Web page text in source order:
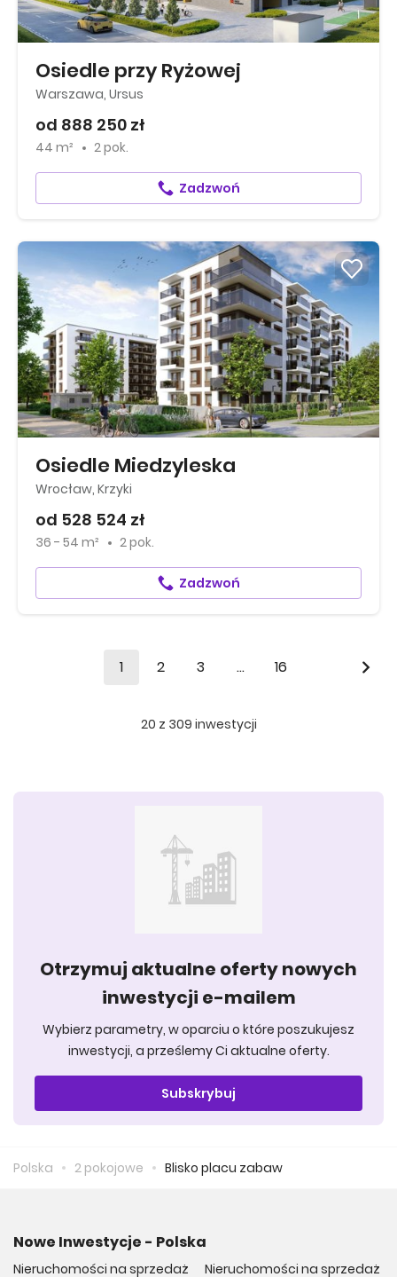
Osiedle przy Ryżowej
Warszawa, Ursus
od 888 250 zł
44 m² 2 pok.
Zadzwoń
Osiedle Miedzyleska
Wrocław, Krzyki
od 528 524 zł
36 - 54 m² 2 pok.
Zadzwoń
1 2 3 ... 16
20 z 309 inwestycji
Otrzymuj aktualne oferty nowych
inwestycji e-mailem
Wybierz parametry, w oparciu o które poszukujesz
inwestycji, a prześlemy Ci aktualne oferty.
Subskrybuj
Polska 2 pokojowe Blisko placu zabaw
Nowe Inwestycje - Polska
Nieruchomości na sprzedaż
Nieruchomości na sprzedaż